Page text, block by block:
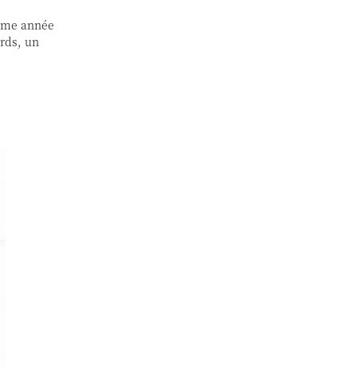
année
un